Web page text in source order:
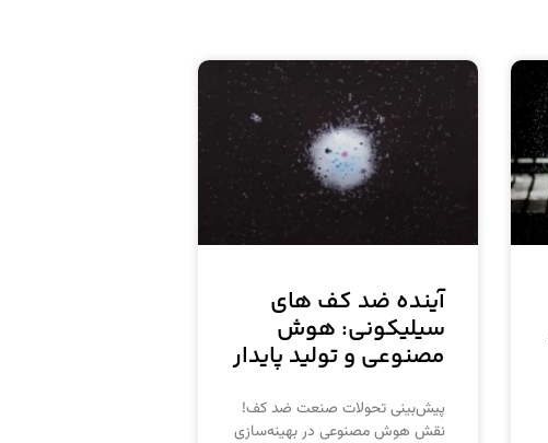
آینده ضد کف های
سیلیکونی: هوش
مصنوعی و تولید پایدار
پیش‌بینی تحولات صنعت ضد کف!
نقش هوش مصنوعی در بهینه‌سازی